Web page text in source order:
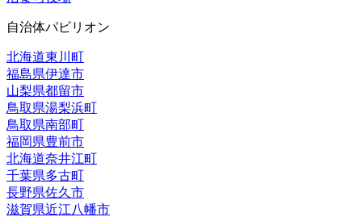
自治体パビリオン
北海道東川町
福島県伊達市
山梨県都留市
鳥取県湯梨浜町
鳥取県南部町
福岡県豊前市
北海道奈井江町
千葉県多古町
長野県佐久市
滋賀県近江八幡市